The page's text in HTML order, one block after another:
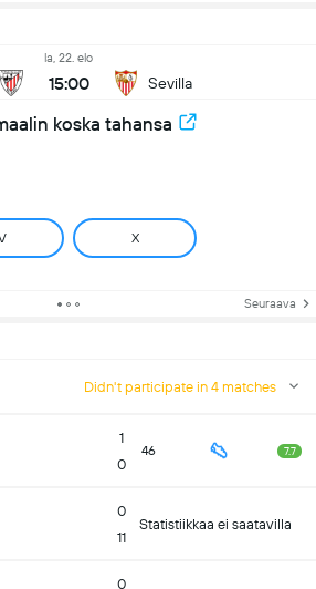
la, 22. elo
15:00 Sevilla
koska tahansa
X
Seuraava
Didn't participate in 4 matches
1
0
46 7.7
0
11
Statistiikkaa ei saatavilla
0